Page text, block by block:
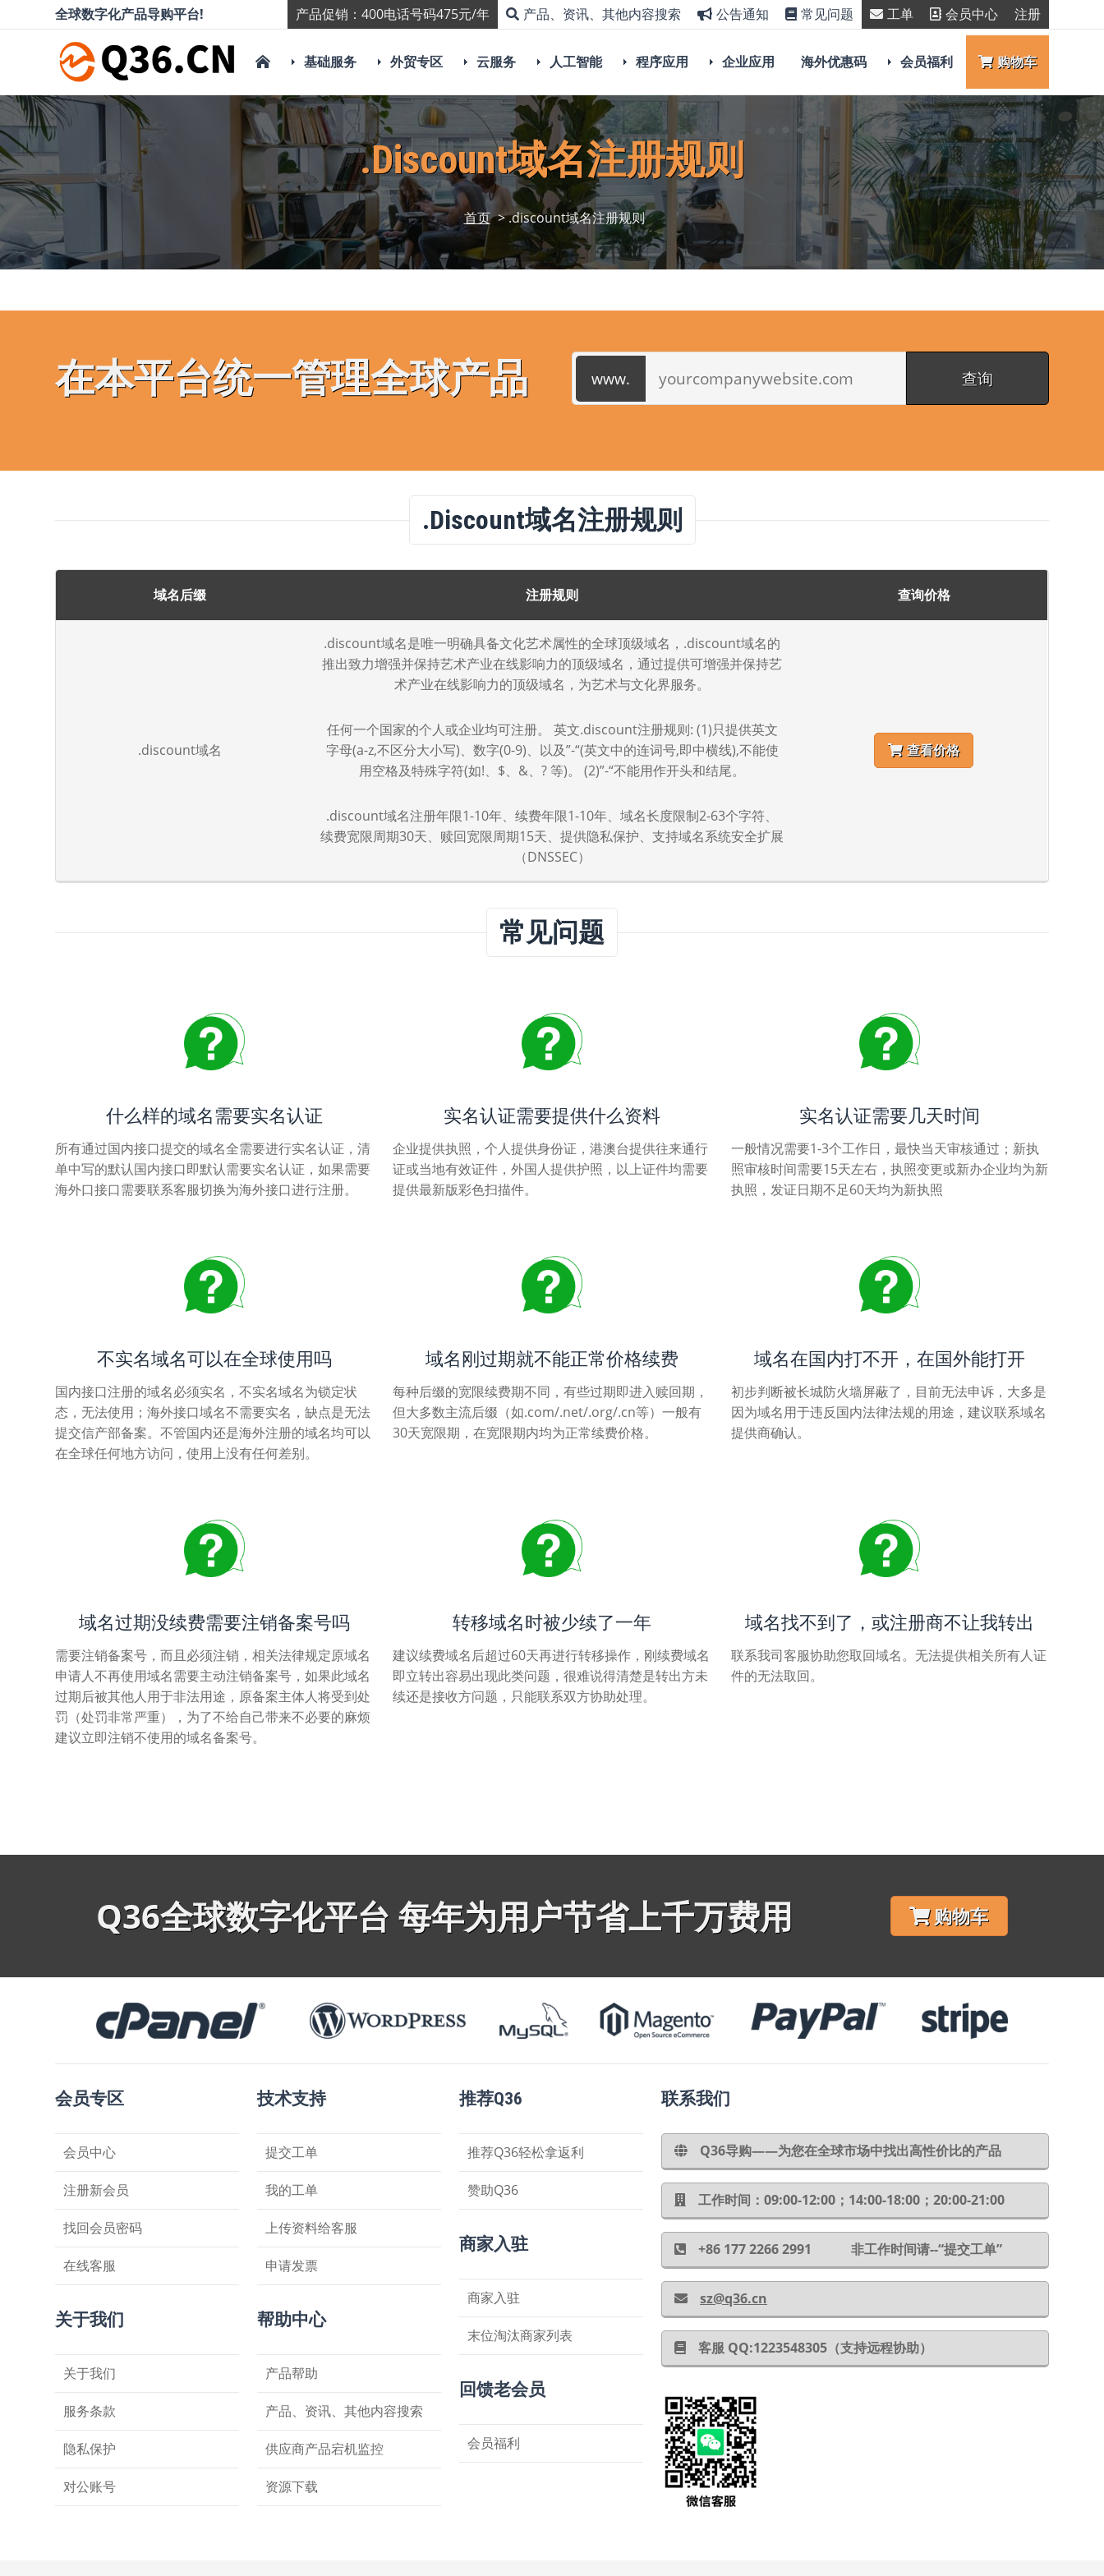
全球数字化产品导购平台! 产品促销：400电话号码475元/年 产品、资讯、其他内容搜索 公告通知 常见问题 工单 会员中心 注册
基础服务 外贸专区 云服务 人工智能 程序应用 企业应用 海外优惠码 会员福利 购物车
.discount域名注册规则
首页 > .discount域名注册规则
在本平台统一管理全球产品
.discount域名注册规则
域名后缀 注册规则 查询价格
.discount域名
.discount域名是唯一明确具备文化艺术属性的全球顶级域名，.discount域名的
推出致力增强并保持艺术产业在线影响力的顶级域名，通过提供可增强并保持艺
术产业在线影响力的顶级域名，为艺术与文化界服务。
任何一个国家的个人或企业均可注册。 英文.discount注册规则: (1)只提供英文
字母(a-z,不区分大小写)、数字(0-9)、以及”-“(英文中的连词号,即中横线),不能使
用空格及特殊字符(如!、$、&、? 等)。 (2)”-“不能用作开头和结尾。
.discount域名注册年限1-10年、续费年限1-10年、域名长度限制2-63个字符、
续费宽限周期30天、赎回宽限周期15天、提供隐私保护、支持域名系统安全扩展
（DNSSEC）
查看价格
常见问题
什么样的域名需要实名认证
所有通过国内接口提交的域名全需要进行实名认证，清
单中写的默认国内接口即默认需要实名认证，如果需要
海外口接口需要联系客服切换为海外接口进行注册。
实名认证需要提供什么资料
企业提供执照，个人提供身份证，港澳台提供往来通行
证或当地有效证件，外国人提供护照，以上证件均需要
提供最新版彩色扫描件。
实名认证需要几天时间
一般情况需要1-3个工作日，最快当天审核通过；新执
照审核时间需要15天左右，执照变更或新办企业均为新
执照，发证日期不足60天均为新执照
不实名域名可以在全球使用吗
国内接口注册的域名必须实名，不实名域名为锁定状
态，无法使用；海外接口域名不需要实名，缺点是无法
提交信产部备案。不管国内还是海外注册的域名均可以
在全球任何地方访问，使用上没有任何差别。
域名刚过期就不能正常价格续费
每种后缀的宽限续费期不同，有些过期即进入赎回期，
但大多数主流后缀（如.com/.net/.org/.cn等）一般有
30天宽限期，在宽限期内均为正常续费价格。
域名在国内打不开，在国外能打开
初步判断被长城防火墙屏蔽了，目前无法申诉，大多是
因为域名用于违反国内法律法规的用途，建议联系域名
提供商确认。
域名过期没续费需要注销备案号吗
需要注销备案号，而且必须注销，相关法律规定原域名
申请人不再使用域名需要主动注销备案号，如果此域名
过期后被其他人用于非法用途，原备案主体人将受到处
罚（处罚非常严重），为了不给自己带来不必要的麻烦
建议立即注销不使用的域名备案号。
转移域名时被少续了一年
建议续费域名后超过60天再进行转移操作，刚续费域名
即立转出容易出现此类问题，很难说得清楚是转出方未
续还是接收方问题，只能联系双方协助处理。
域名找不到了，或注册商不让我转出
联系我司客服协助您取回域名。无法提供相关所有人证
件的无法取回。
Q36全球数字化平台 每年为用户节省上千万费用 购物车
会员专区
会员中心
注册新会员
找回会员密码
在线客服
关于我们
关于我们
服务条款
隐私保护
对公账号
技术支持
提交工单
我的工单
上传资料给客服
申请发票
帮助中心
产品帮助
产品、资讯、其他内容搜索
供应商产品宕机监控
资源下载
推荐Q36
推荐Q36轻松拿返利
赞助Q36
商家入驻
商家入驻
末位淘汰商家列表
回馈老会员
会员福利
联系我们
Q36导购——为您在全球市场中找出高性价比的产品
工作时间：09:00-12:00；14:00-18:00；20:00-21:00
+86 177 2266 2991 非工作时间请--“提交工单”
sz@q36.cn
客服 QQ:1223548305（支持远程协助）